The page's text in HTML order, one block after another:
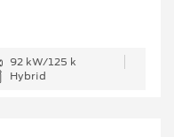
92 kW/125 k
Hybrid